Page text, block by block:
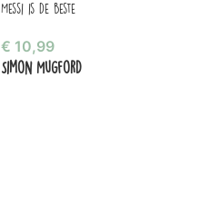
Messi is de beste
€ 10,99
Simon Mugford